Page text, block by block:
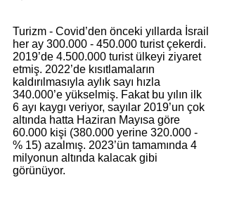
Turizm - Covid’den önceki yıllarda İsrail
her ay 300.000 - 450.000 turist çekerdi.
2019’de 4.500.000 turist ülkeyi ziyaret
etmiş. 2022’de kısıtlamaların
kaldırılmasıyla aylık sayı hızla
340.000’e yükselmiş. Fakat bu yılın ilk
6 ayı kaygı veriyor, sayılar 2019’un çok
altında hatta Haziran Mayısa göre
60.000 kişi (380.000 yerine 320.000 -
% 15) azalmış. 2023’ün tamamında 4
milyonun altında kalacak gibi
görünüyor.